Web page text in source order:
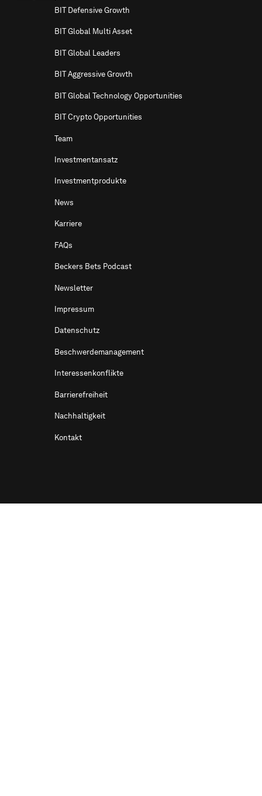
BIT Defensive Growth
BIT Global Multi Asset
BIT Global Leaders
BIT Aggressive Growth
BIT Global Technology Opportunities
BIT Crypto Opportunities
Team
Investmentansatz
Investmentprodukte
News
Karriere
FAQs
Beckers Bets Podcast
Newsletter
Impressum
Datenschutz
Beschwerdemanagement
Interessenkonflikte
Barrierefreiheit
Nachhaltigkeit
Kontakt